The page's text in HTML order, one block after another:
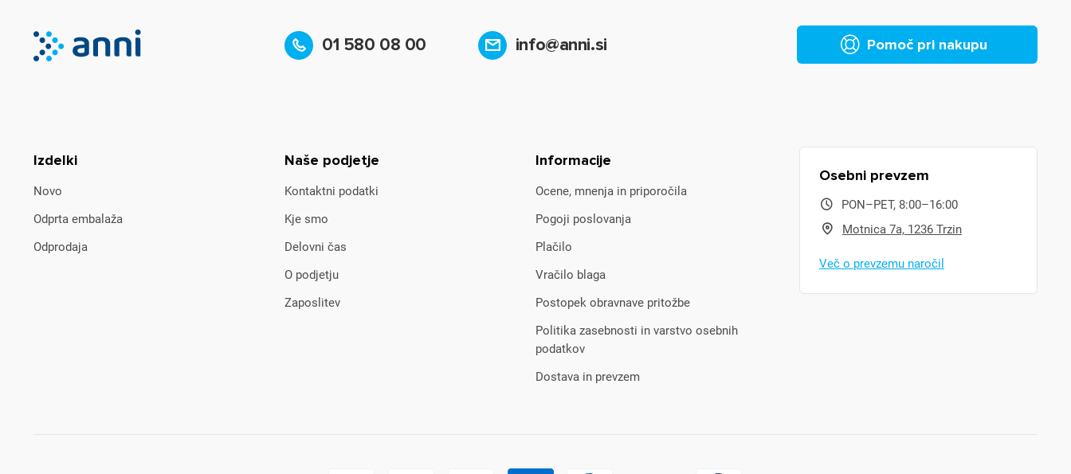
01 580 08 00 info@anni.si Pomoč pri nakupu
Izdelki
Novo
Odprta embalaža
Odprodaja
Naše podjetje
Kontaktni podatki
Kje smo
Delovni čas
O podjetju
Zaposlitev
Informacije
Ocene, mnenja in priporočila
Pogoji poslovanja
Plačilo
Vračilo blaga
Postopek obravnave pritožbe
Politika zasebnosti in varstvo osebnih
podatkov
Dostava in prevzem
Osebni prevzem
PON–PET, 8:00–16:00
Motnica 7a, 1236 Trzin
Več o prevzemu naročil